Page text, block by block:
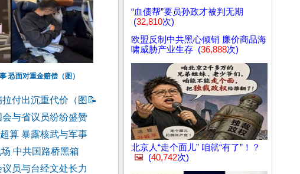
恐面对重金赔偿（图）
付出沉重代价（图 📝
与省议员纷纷盛赞
算 暴露核武与军事
中共国路桥黑箱
员与台经文处长力
“血债帮”要员孙政才被判无期
(32,810次)
欧盟反制中共黑心倾销 廉价商品海
啸威胁产业生存 (36,888次)
北京人“走个面儿” 咱就“有了”！？
🖼️ (40,742次)